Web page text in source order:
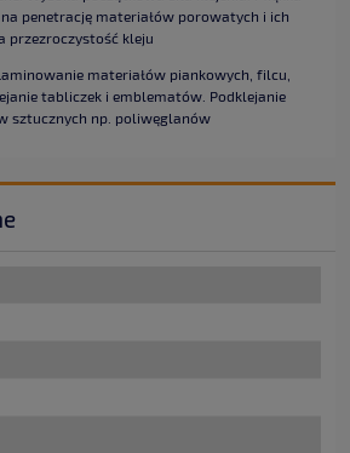
penetrację materiałów porowatych i ich
przezroczystość kleju
materiałów piankowych, filcu,
tabliczek i emblematów. Podklejanie
sztucznych np. poliwęglanów